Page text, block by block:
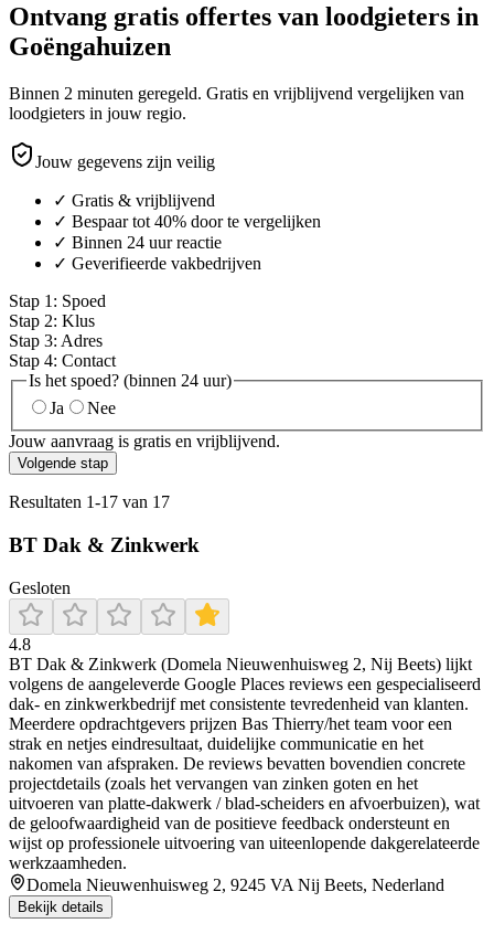
Ontvang gratis offertes van loodgieters in
Goëngahuizen
Binnen 2 minuten geregeld. Gratis en vrijblijvend vergelijken van
loodgieters in jouw regio.
Jouw gegevens zijn veilig
✓ Gratis & vrijblijvend
✓ Bespaar tot 40% door te vergelijken
✓ Binnen 24 uur reactie
✓ Geverifieerde vakbedrijven
Stap 1 : Spoed
Stap 2: Klus
Stap 3: Adres
Stap 4: Contact
Is het spoed? (binnen 24 uur)
Ja
Nee
Jouw aanvraag is gratis en vrijblijvend.
Volgende stap
Resultaten 1-17 van 17
BT Dak & Zinkwerk
Gesloten
4.8
BT Dak & Zinkwerk (Domela Nieuwenhuisweg 2, Nij Beets) lijkt
volgens de aangeleverde Google Places reviews een gespecialiseerd
dak- en zinkwerkbedrijf met consistente tevredenheid van klanten.
Meerdere opdrachtgevers prijzen Bas Thierry/het team voor een
strak en netjes eindresultaat, duidelijke communicatie en het
nakomen van afspraken. De reviews bevatten bovendien concrete
projectdetails (zoals het vervangen van zinken goten en het
uitvoeren van platte-dakwerk / blad-scheiders en afvoerbuizen), wat
de geloofwaardigheid van de positieve feedback ondersteunt en
wijst op professionele uitvoering van uiteenlopende dakgerelateerde
werkzaamheden.
Domela Nieuwenhuisweg 2, 9245 VA Nij Beets, Nederland
Bekijk details